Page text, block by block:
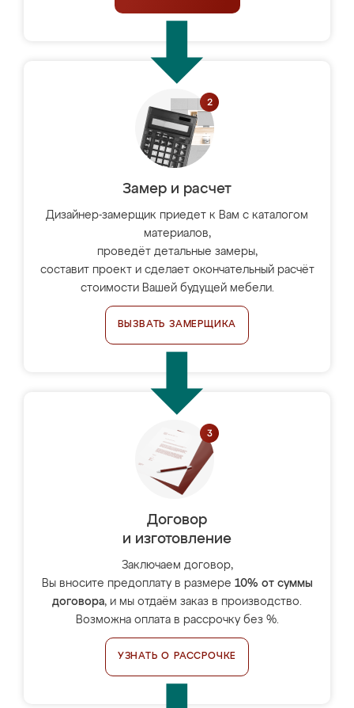
Замер и расчет
Дизайнер-замерщик приедет к Вам с каталогом
материалов,
проведёт детальные замеры,
составит проект и сделает окончательный расчёт
стоимости Вашей будущей мебели.
ВЫЗВАТЬ ЗАМЕРЩИКА
Договор
и изготовление
Заключаем договор,
Вы вносите предоплату в размере 10% от суммы
договора, и мы отдаём заказ в производство.
Возможна оплата в рассрочку без %.
УЗНАТЬ О РАССРОЧКЕ